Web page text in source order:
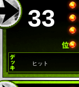
33
ヒット